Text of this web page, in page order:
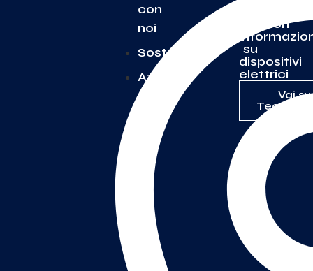
con
noi
Sostenibilità
Azienda
Ulteriori
su
dispositivi
elettrici
Vai su